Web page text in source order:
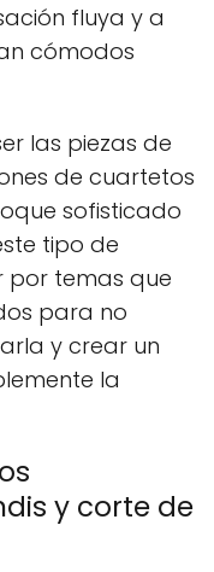
fluya y a
cómodos
las piezas de
de cuartetos
sofisticado
tipo de
por temas que
para no
y crear un
la
y corte de